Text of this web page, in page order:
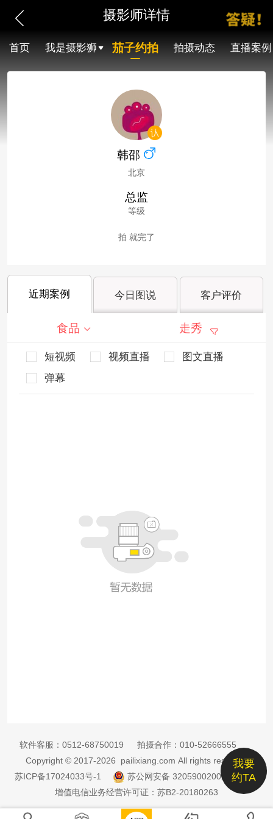
摄影师详情
首页 我是摄影狮 茄子约拍 拍摄动态 直播案例
韩邵
北京
总监
等级
拍 就完了
近期案例 今日图说 客户评价
食品 走秀
短视频 视频直播
图文直播
弹幕
我要
约TA
软件客服： 0512-68750019 拍摄合作： 010-52666555
Copyright © 2017-2026 pailixiang.com All rights reserved
苏ICP备17024033号-1
苏公网安备 32059002002885号
增值电信业务经营许可证：苏B2-20180263